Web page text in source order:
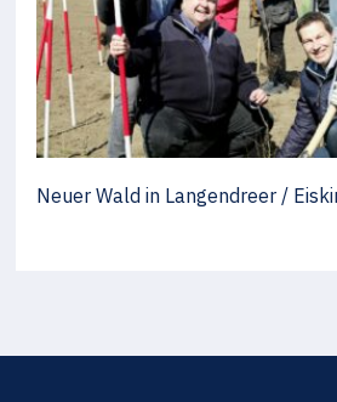
Neuer Wald in Langendreer /